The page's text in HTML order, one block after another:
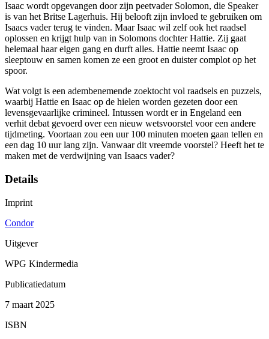
Isaac wordt opgevangen door zijn peetvader Solomon, die Speaker
is van het Britse Lagerhuis. Hij belooft zijn invloed te gebruiken om
Isaacs vader terug te vinden. Maar Isaac wil zelf ook het raadsel
oplossen en krijgt hulp van in Solomons dochter Hattie. Zij gaat
helemaal haar eigen gang en durft alles. Hattie neemt Isaac op
sleeptouw en samen komen ze een groot en duister complot op het
spoor.
Wat volgt is een adembenemende zoektocht vol raadsels en puzzels,
waarbij Hattie en Isaac op de hielen worden gezeten door een
levensgevaarlijke crimineel. Intussen wordt er in Engeland een
verhit debat gevoerd over een nieuw wetsvoorstel voor een andere
tijdmeting. Voortaan zou een uur 100 minuten moeten gaan tellen en
een dag 10 uur lang zijn. Vanwaar dit vreemde voorstel? Heeft het te
maken met de verdwijning van Isaacs vader?
Details
Imprint
Condor
Uitgever
WPG Kindermedia
Publicatiedatum
7 maart 2025
ISBN